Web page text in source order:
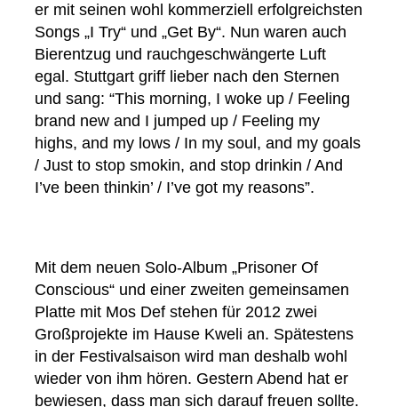
er mit seinen wohl kommerziell erfolgreichsten
Songs „I Try“ und „Get By“. Nun waren auch
Bierentzug und rauchgeschwängerte Luft
egal. Stuttgart griff lieber nach den Sternen
und sang: “This morning, I woke up / Feeling
brand new and I jumped up / Feeling my
highs, and my lows / In my soul, and my goals
/ Just to stop smokin, and stop drinkin / And
I’ve been thinkin’ / I’ve got my reasons”.
Mit dem neuen Solo-Album „Prisoner Of
Conscious“ und einer zweiten gemeinsamen
Platte mit Mos Def stehen für 2012 zwei
Großprojekte im Hause Kweli an. Spätestens
in der Festivalsaison wird man deshalb wohl
wieder von ihm hören. Gestern Abend hat er
bewiesen, dass man sich darauf freuen sollte.